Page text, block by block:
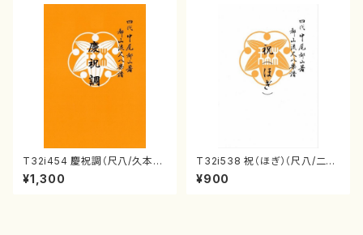
T32i454 慶祝調（尺八/久本玄
智/楽譜）都山流公刊楽譜曲番:2
161
¥1,300
T32i538 祝（ほぎ）（尺八/二代
池田静山/楽譜）都山流公刊楽譜
曲番:2247
¥900